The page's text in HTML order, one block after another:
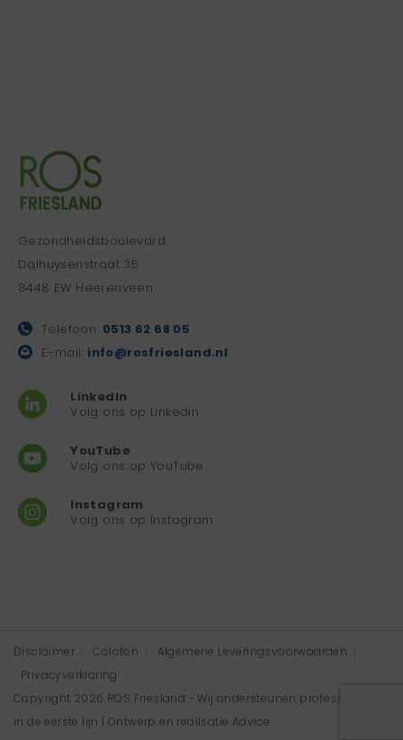
Gezondheidsboulevard
Dalhuysenstraat 35
8448 EW Heerenveen
Telefoon: 0513 62 68 05
E-mail: info@rosfriesland.nl
LinkedIn
Volg ons op Linkedin
YouTube
Volg ons op YouTube
Instagram
Volg ons op Instagram
Disclaimer Colofon
Algemene Leveringsvoorwaarden
Privacyverklaring
Copyright 2026 ROS Friesland - Wij ondersteunen professionals
in de eerste lijn | Ontwerp en realisatie Advice